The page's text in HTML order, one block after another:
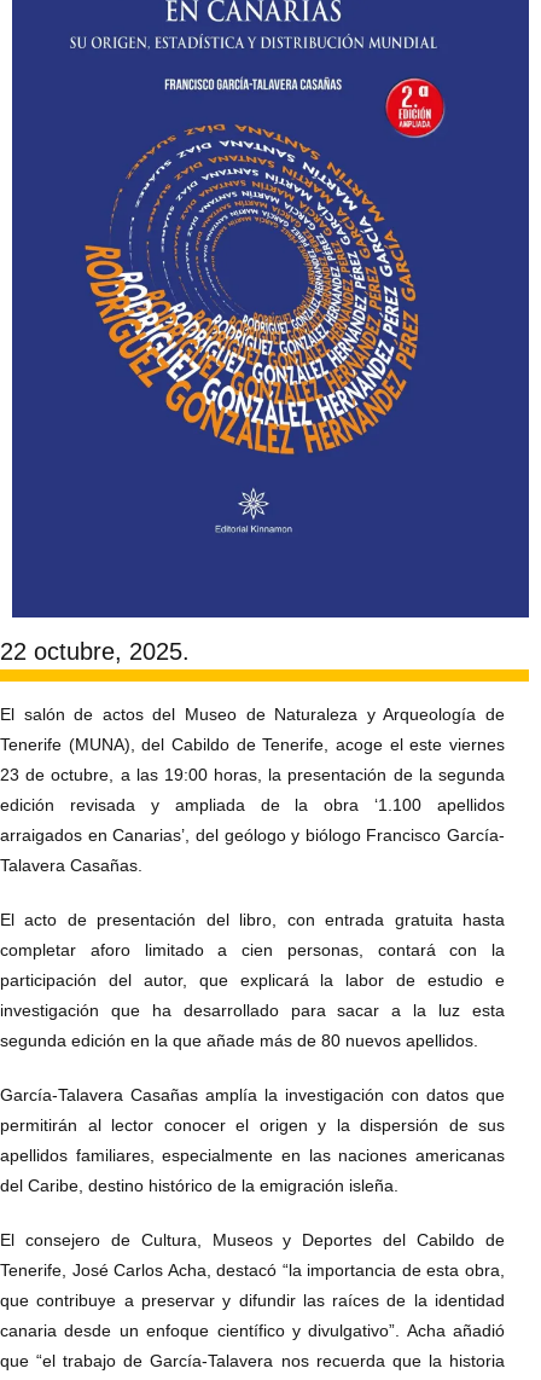
22 octubre, 2025.
El salón de actos del Museo de Naturaleza y Arqueología de
Tenerife (MUNA), del Cabildo de Tenerife, acoge el este viernes
23 de octubre, a las 19:00 horas, la presentación de la segunda
edición revisada y ampliada de la obra ‘1.100 apellidos
arraigados en Canarias’, del geólogo y biólogo Francisco García-
Talavera Casañas.
El acto de presentación del libro, con entrada gratuita hasta
completar aforo limitado a cien personas, contará con la
participación del autor, que explicará la labor de estudio e
investigación que ha desarrollado para sacar a la luz esta
segunda edición en la que añade más de 80 nuevos apellidos.
García-Talavera Casañas amplía la investigación con datos que
permitirán al lector conocer el origen y la dispersión de sus
apellidos familiares, especialmente en las naciones americanas
del Caribe, destino histórico de la emigración isleña.
El consejero de Cultura, Museos y Deportes del Cabildo de
Tenerife, José Carlos Acha, destacó “la importancia de esta obra,
que contribuye a preservar y difundir las raíces de la identidad
canaria desde un enfoque científico y divulgativo”. Acha añadió
que “el trabajo de García-Talavera nos recuerda que la historia